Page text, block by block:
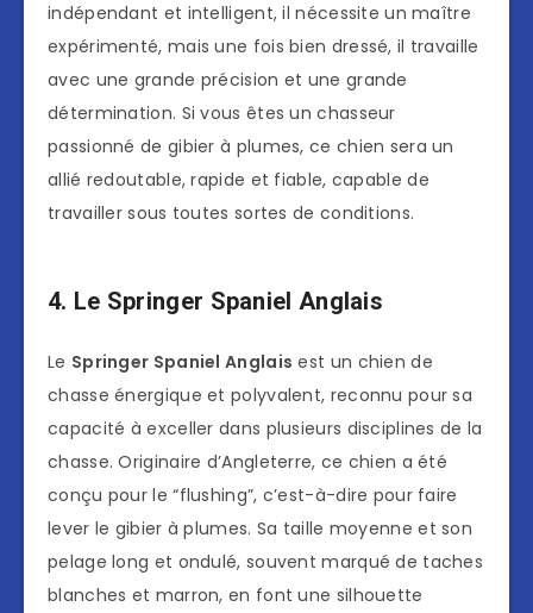
indépendant et intelligent, il nécessite un maître
expérimenté, mais une fois bien dressé, il travaille
avec une grande précision et une grande
détermination. Si vous êtes un chasseur
passionné de gibier à plumes, ce chien sera un
allié redoutable, rapide et fiable, capable de
travailler sous toutes sortes de conditions.
4. Le Springer Spaniel Anglais
Le Springer Spaniel Anglais est un chien de
chasse énergique et polyvalent, reconnu pour sa
capacité à exceller dans plusieurs disciplines de la
chasse. Originaire d’Angleterre, ce chien a été
conçu pour le “flushing”, c’est-à-dire pour faire
lever le gibier à plumes. Sa taille moyenne et son
pelage long et ondulé, souvent marqué de taches
blanches et marron, en font une silhouette